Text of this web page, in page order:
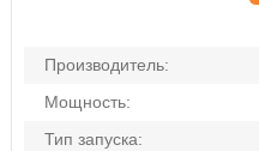
Производитель:
Мощность:
Тип запуска: